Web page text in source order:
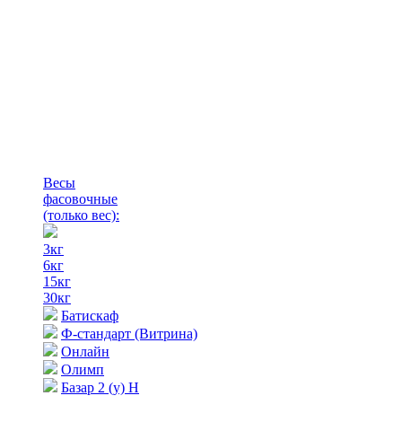
Весы
фасовочные
(только вес):
3кг
6кг
15кг
30кг
Батискаф
Ф-стандарт (Витрина)
Онлайн
Олимп
Базар 2 (у) Н